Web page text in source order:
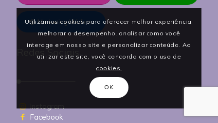
Marketing Médico
Redes Sociais
Instagram
Facebook
Utilizamos cookies para oferecer melhor experiência,
melhorar o desempenho, analisar como você
interage em nosso site e personalizar conteúdo. Ao
utilizar este site, você concorda com o uso de
cookies.
OK